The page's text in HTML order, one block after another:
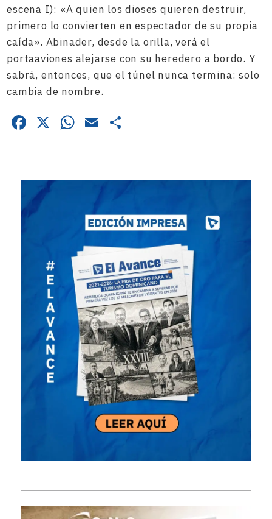
escena I): «A quien los dioses quieren destruir,
primero lo convierten en espectador de su propia
caída». Abinader, desde la orilla, verá el
portaaviones alejarse con su heredero a bordo. Y
sabrá, entonces, que el túnel nunca termina: solo
cambia de nombre.
Facebook
X WhatsApp
Email